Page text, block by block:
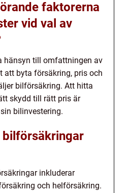
faktorerna
vid val av
hänsyn till omfattningen av
att byta försäkring, pris och
bilförsäkring. Att hitta
skydd till rätt pris är
bilinvestering.
bilförsäkringar
inkluderar
och helförsäkring.